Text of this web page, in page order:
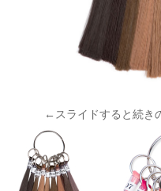
←スライドすると続き